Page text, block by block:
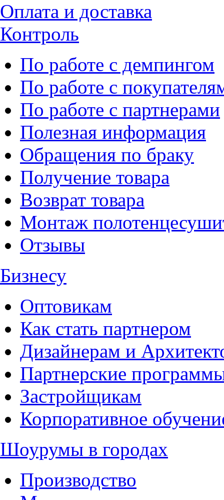
Оплата и доставка
Контроль
По работе с демпингом
По работе с
По работе с партнерами
Полезная информация
Обращения по браку
Получение товара
Возврат товара
Монтаж
Отзывы
Бизнесу
Оптовикам
Как стать партнером
Дизайнерам и
Партнерские
Застройщикам
Корпоративное
Шоурумы в городах
Производство